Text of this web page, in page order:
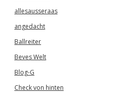
allesausseraas
angedacht
Ballreiter
Beves Welt
Blog-G
Check von hinten